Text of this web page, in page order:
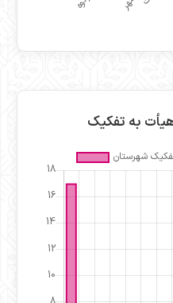
به تفکیک